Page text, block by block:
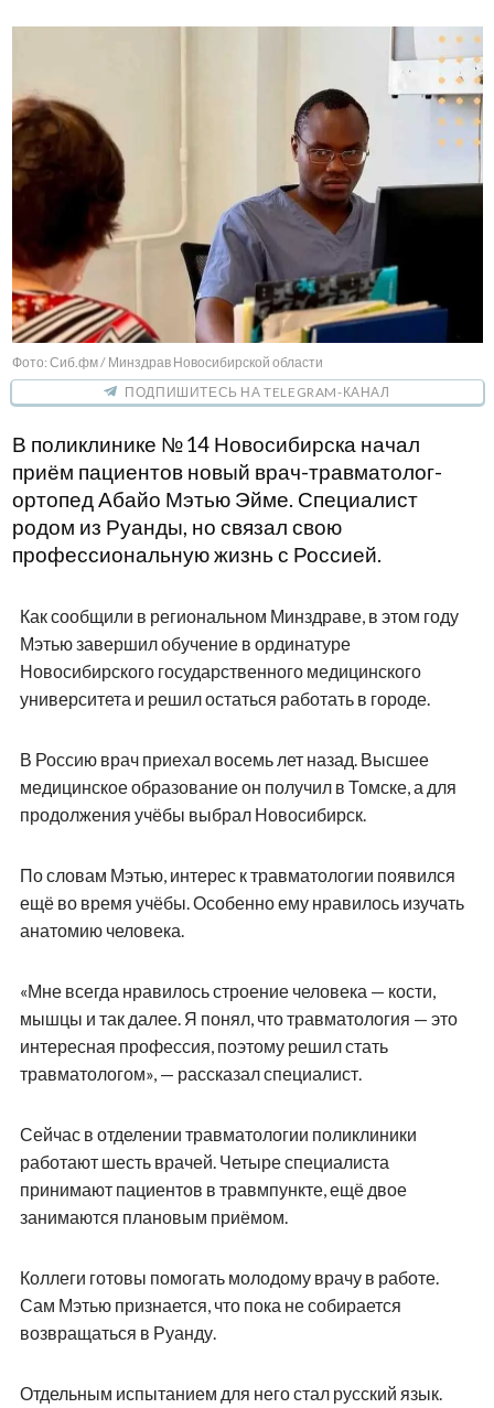
Фото: Сиб.фм / Минздрав Новосибирской области
ПОДПИШИТЕСЬ НА TELEGRAM-КАНАЛ
В поликлинике № 14 Новосибирска начал
приём пациентов новый врач-травматолог-
ортопед Абайо Мэтью Эйме. Специалист
родом из Руанды, но связал свою
профессиональную жизнь с Россией.
Как сообщили в региональном Минздраве, в этом году
Мэтью завершил обучение в ординатуре
Новосибирского государственного медицинского
университета и решил остаться работать в городе.
В Россию врач приехал восемь лет назад. Высшее
медицинское образование он получил в Томске, а для
продолжения учёбы выбрал Новосибирск.
По словам Мэтью, интерес к травматологии появился
ещё во время учёбы. Особенно ему нравилось изучать
анатомию человека.
«Мне всегда нравилось строение человека — кости,
мышцы и так далее. Я понял, что травматология — это
интересная профессия, поэтому решил стать
травматологом», — рассказал специалист.
Сейчас в отделении травматологии поликлиники
работают шесть врачей. Четыре специалиста
принимают пациентов в травмпункте, ещё двое
занимаются плановым приёмом.
Коллеги готовы помогать молодому врачу в работе.
Сам Мэтью признается, что пока не собирается
возвращаться в Руанду.
Отдельным испытанием для него стал русский язык.